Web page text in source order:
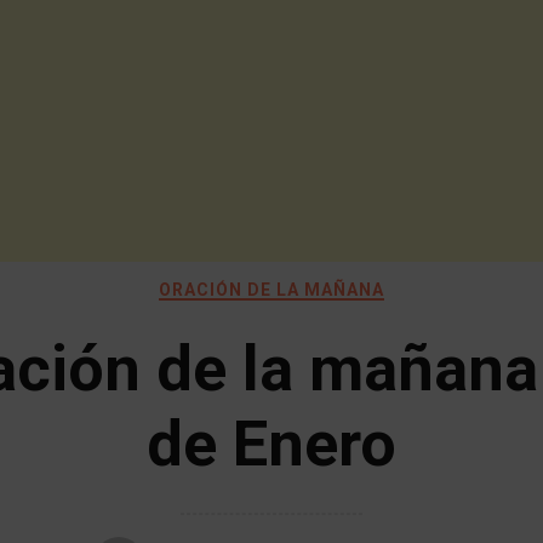
ORACIÓN DE LA MAÑANA
de la
de Enero